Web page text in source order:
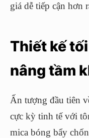
giá dễ tiếp cận hơn
Thiết kế
nâng tầm
Ấn tượng đầu tiên
cực kỳ tinh tế với
mica bóng bẩy